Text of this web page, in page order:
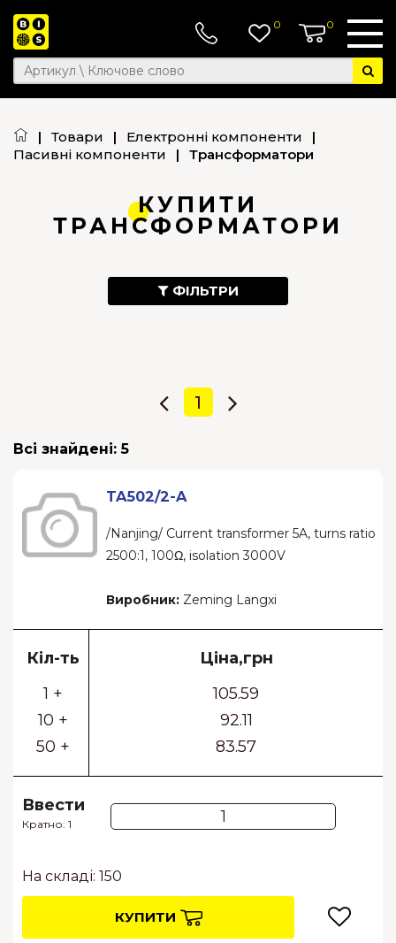
0 0
| Товари | Електронні компоненти
|
Пасивні компоненти
| Трансформатори
КУПИТИ
ТРАНСФОРМАТОРИ
ФІЛЬТРИ
1
Всі знайдені:5
TA502/2-A
/Nanjing/ Current transformer 5A, turns ratio
2500:1, 100Ω, isolation 3000V
Виробник: Zeming Langxi
Кіл-ть
1 +
10 +
50 +
Ціна,грн
105.59
92.11
83.57
Ввести
Кратно: 1
На складі: 150
КУПИТИ